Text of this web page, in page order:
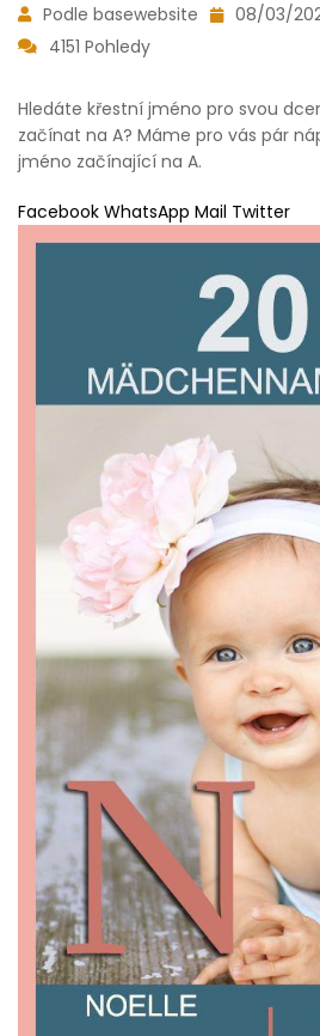
Podle basewebsite
08/03/
4151 Pohledy
Hledáte křestní jméno pro svou
začínat na A? Máme pro vás pár
jméno začínající na A.
Facebook WhatsApp Mail Twitter